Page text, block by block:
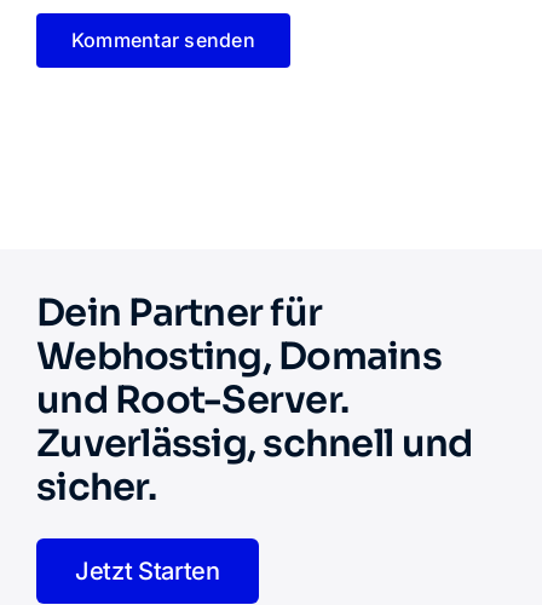
Dein Partner für
Webhosting, Domains
und Root-Server.
Zuverlässig, schnell und
sicher.
Jetzt Starten